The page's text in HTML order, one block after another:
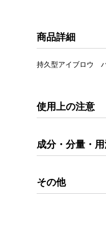
商品詳細
持久型アイブロウ
使用上の注意
成分・分量・
その他